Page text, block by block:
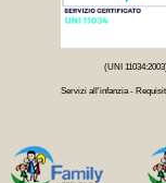
(UNI
Servizi all'infanzia -